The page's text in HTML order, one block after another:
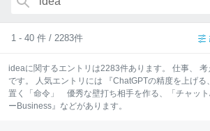
1 - 40 件 / 2283件
ideaに関するエントリは2283件あります。 仕事、 考
です。 人気エントリには
『ChatGPTの精度を上げ
置く「命令」 優秀な壁打ち相手を作る、「チャット
ーBusiness』 などがあります。